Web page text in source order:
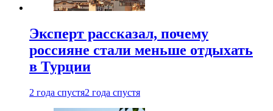
Эксперт рассказал, почему
россияне стали меньше отдыхать
в Турции
2 года спустя2 года спустя